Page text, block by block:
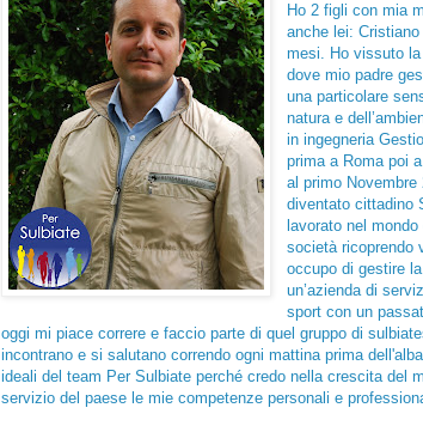
Ho 2 figli con mia
anche lei:
mesi. Ho vissuto
dove mio padre
una particolare
natura e
in ingegneria
prima a Roma poi
al primo
diventato cittadino
lavorato nel
società ricoprendo
occupo di gestire
un’azienda di
sport con un
oggi mi piace correre e faccio parte di quel gruppo di
incontrano e si salutano correndo ogni mattina prima
ideali del team Per Sulbiate perché credo nella crescita del
servizio del paese le mie competenze personali e